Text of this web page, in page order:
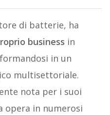
di batterie, ha
business in
in un
multisettoriale.
nota per i suoi
opera in numerosi